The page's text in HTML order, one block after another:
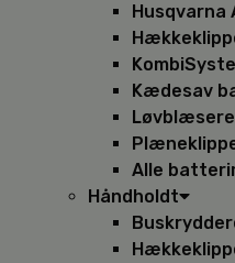
Husqvarna
Kædesav
Alle
Håndholdt